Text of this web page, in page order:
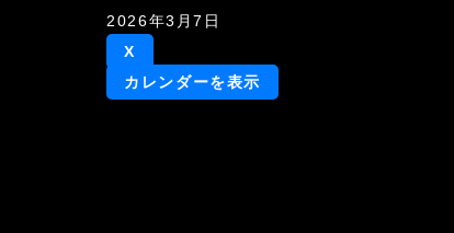
ず
2026年3月7日
X
カレンダーを表示